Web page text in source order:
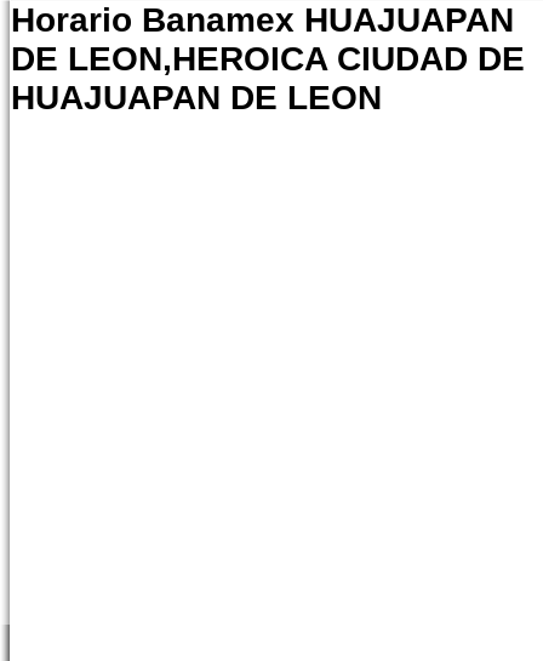
Horario Banamex HUAJUAPAN
DE LEON,HEROICA CIUDAD DE
HUAJUAPAN DE LEON